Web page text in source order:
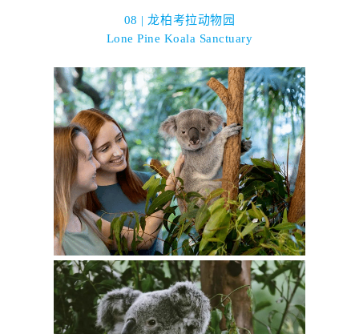
08 | 龙柏考拉动物园
Lone Pine Koala Sanctuary